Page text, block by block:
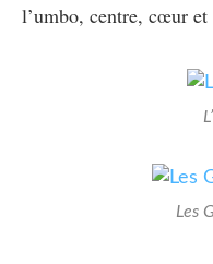
l’umbo, centre, cœur et
Les